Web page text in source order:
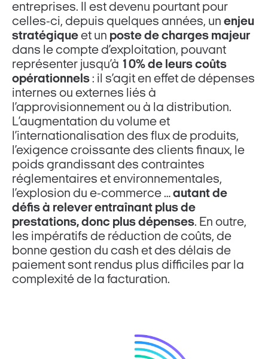
entreprises. Il est devenu pourtant pour
celles-ci, depuis quelques années, unenjeu
stratégiqueet un poste de charges majeur
dans le compte d’exploitation, pouvant
représenter jusqu’à 10% de leurs coûts
opérationnels: il s’agit en effet de dépenses
internes ou externes liés à
l’approvisionnement ou à la distribution.
L’augmentation du volume et
l’internationalisation des flux de produits,
l’exigence croissante des clients finaux, le
poids grandissant des contraintes
réglementaires et environnementales,
l’explosion du e-commerce …autant de
défis à relever entraînant plus de
prestations, donc plus dépenses. En outre,
les impératifs de réduction de coûts, de
bonne gestion du cash et des délais de
paiement sont rendus plus difficiles par la
complexité de la facturation.